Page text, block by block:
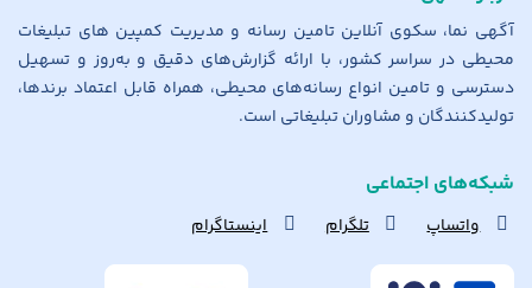
آگهی نما، سکوی آنلاین تامین رسانه و مدیریت کمپین های تبلیغات
محیطی در سراسر کشور، با ارائه گزارش‌های دقیق و به‌روز و تسهیل
دسترسی و تامین انواع رسانه‌های محیطی، همراه قابل اعتماد برندها،
تولیدکنندگان و مشاوران تبلیغاتی است.
شبکه‌های اجتماعی
واتساپ تلگرام اینستاگرام